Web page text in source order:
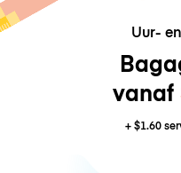
Uur-
vanaf
+$1.60